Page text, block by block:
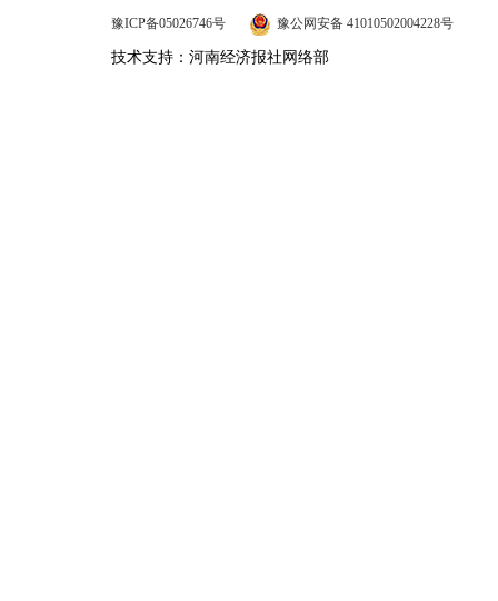
豫ICP备05026746号 豫公网安备 41010502004228号
技术支持：河南经济报社网络部